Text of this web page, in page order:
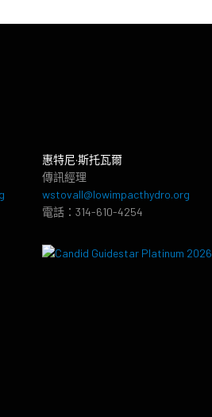
惠特尼·斯托瓦爾
傳訊經理
wstovall@lowimpacthydro.org
電話：314-610-4254